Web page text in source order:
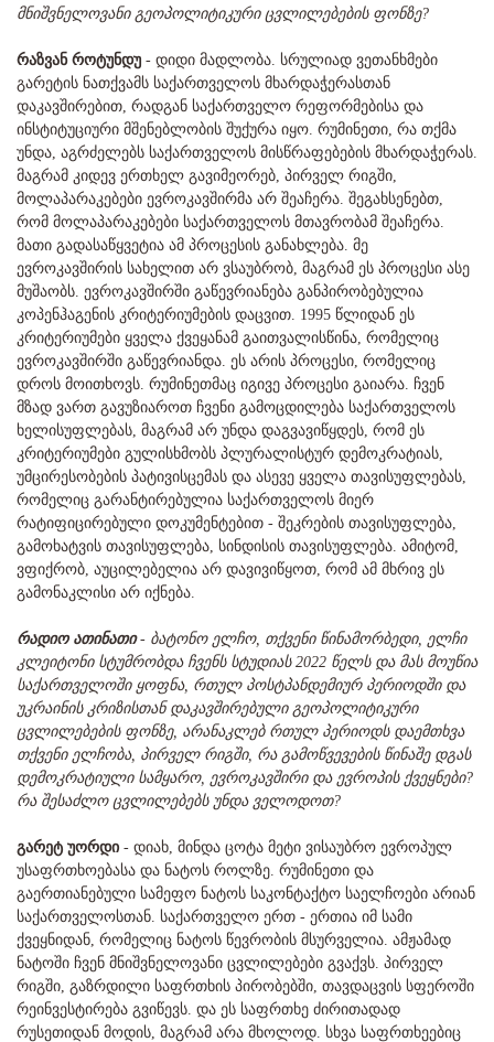
მნიშვნელოვანი გეოპოლიტიკური ცვლილებების ფონზე?
რაზვან როტუნდუ - დიდი მადლობა. სრულიად ვეთანხმები
გარეტის ნათქვამს საქართველოს მხარდაჭერასთან
დაკავშირებით, რადგან საქართველო რეფორმებისა და
ინსტიტუციური მშენებლობის შუქურა იყო. რუმინეთი, რა თქმა
უნდა, აგრძელებს საქართველოს მისწრაფებების მხარდაჭერას.
მაგრამ კიდევ ერთხელ გავიმეორებ, პირველ რიგში,
მოლაპარაკებები ევროკავშირმა არ შეაჩერა. შეგახსენებთ,
რომ მოლაპარაკებები საქართველოს მთავრობამ შეაჩერა.
მათი გადასაწყვეტია ამ პროცესის განახლება. მე
ევროკავშირის სახელით არ ვსაუბრობ, მაგრამ ეს პროცესი ასე
მუშაობს. ევროკავშირში გაწევრიანება განპირობებულია
კოპენჰაგენის კრიტერიუმების დაცვით. 1995 წლიდან ეს
კრიტერიუმები ყველა ქვეყანამ გაითვალისწინა, რომელიც
ევროკავშირში გაწევრიანდა. ეს არის პროცესი, რომელიც
დროს მოითხოვს. რუმინეთმაც იგივე პროცესი გაიარა. ჩვენ
მზად ვართ გავუზიაროთ ჩვენი გამოცდილება საქართველოს
ხელისუფლებას, მაგრამ არ უნდა დაგვავიწყდეს, რომ ეს
კრიტერიუმები გულისხმობს პლურალისტურ დემოკრატიას,
უმცირესობების პატივისცემას და ასევე ყველა თავისუფლებას,
რომელიც გარანტირებულია საქართველოს მიერ
რატიფიცირებული დოკუმენტებით - შეკრების თავისუფლება,
გამოხატვის თავისუფლება, სინდისის თავისუფლება. ამიტომ,
ვფიქრობ, აუცილებელია არ დავივიწყოთ, რომ ამ მხრივ ეს
გამონაკლისი არ იქნება.
რადიო ათინათი- ბატონო ელჩო, თქვენი წინამორბედი, ელჩი
კლეიტონი სტუმრობდა ჩვენს სტუდიას 2022 წელს და მას მოუწია
საქართველოში ყოფნა, რთულ პოსტპანდემიურ პერიოდში და
უკრაინის კრიზისთან დაკავშირებული გეოპოლიტიკური
ცვლილებების ფონზე, არანაკლებ რთულ პერიოდს დაემთხვა
თქვენი ელჩობა, პირველ რიგში, რა გამოწვევების წინაშე დგას
დემოკრატიული სამყარო, ევროკავშირი და ევროპის ქვეყნები?
რა შესაძლო ცვლილებებს უნდა ველოდოთ?
გარეტ უორდი - დიახ, მინდა ცოტა მეტი ვისაუბრო ევროპულ
უსაფრთხოებასა და ნატოს როლზე. რუმინეთი და
გაერთიანებული სამეფო ნატოს საკონტაქტო საელჩოები არიან
საქართველოსთან. საქართველო ერთ - ერთია იმ სამი
ქვეყნიდან, რომელიც ნატოს წევრობის მსურველია. ამჟამად
ნატოში ჩვენ მნიშვნელოვანი ცვლილებები გვაქვს. პირველ
რიგში, გაზრდილი საფრთხის პირობებში, თავდაცვის სფეროში
რეინვესტირება გვიწევს. და ეს საფრთხე ძირითადად
რუსეთიდან მოდის, მაგრამ არა მხოლოდ. სხვა საფრთხეებიც